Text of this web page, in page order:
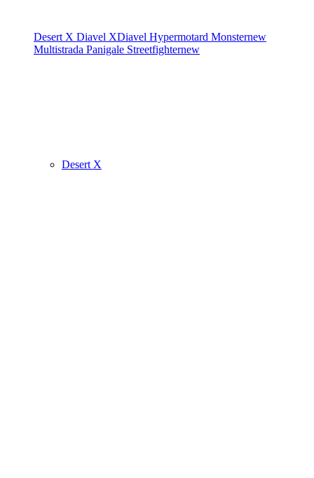
Desert X Diavel XDiavel Hypermotard Monsternew
Multistrada Panigale Streetfighternew
Desert X